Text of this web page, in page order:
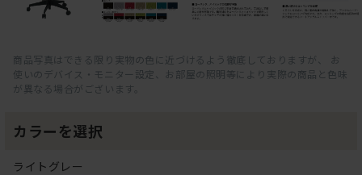
商品写真はできる限り実物の色に近づけるよう徹底しておりますが、 お
使いのデバイス・モニター設定、お部屋の照明等により実際の商品と色味
が異なる場合がございます。
カラーを選択
ライトグレー